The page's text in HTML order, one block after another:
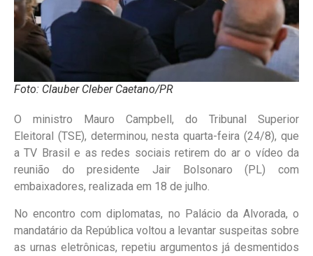
Foto: Clauber Cleber Caetano/PR
O ministro Mauro Campbell, do Tribunal Superior
Eleitoral (TSE), determinou, nesta quarta-feira (24/8), que
a TV Brasil e as redes sociais retirem do ar o vídeo da
reunião do presidente Jair Bolsonaro (PL) com
embaixadores, realizada em 18 de julho.
No encontro com diplomatas, no Palácio da Alvorada, o
mandatário da República voltou a levantar suspeitas sobre
as urnas eletrônicas, repetiu argumentos já desmentidos